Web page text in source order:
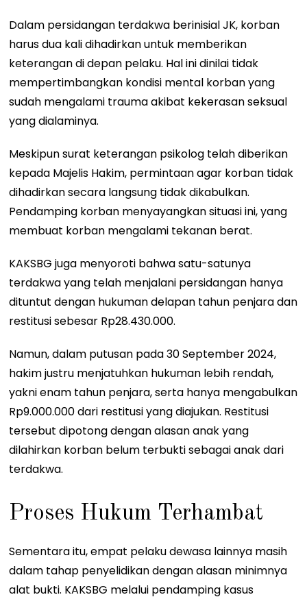
Dalam persidangan terdakwa berinisial JK, korban
harus dua kali dihadirkan untuk memberikan
keterangan di depan pelaku. Hal ini dinilai tidak
mempertimbangkan kondisi mental korban yang
sudah mengalami trauma akibat kekerasan seksual
yang dialaminya.
Meskipun surat keterangan psikolog telah diberikan
kepada Majelis Hakim, permintaan agar korban tidak
dihadirkan secara langsung tidak dikabulkan.
Pendamping korban menyayangkan situasi ini, yang
membuat korban mengalami tekanan berat.
KAKSBG juga menyoroti bahwa satu-satunya
terdakwa yang telah menjalani persidangan hanya
dituntut dengan hukuman delapan tahun penjara dan
restitusi sebesar Rp28.430.000.
Namun, dalam putusan pada 30 September 2024,
hakim justru menjatuhkan hukuman lebih rendah,
yakni enam tahun penjara, serta hanya mengabulkan
Rp9.000.000 dari restitusi yang diajukan. Restitusi
tersebut dipotong dengan alasan anak yang
dilahirkan korban belum terbukti sebagai anak dari
terdakwa.
Proses Hukum Terhambat
Sementara itu, empat pelaku dewasa lainnya masih
dalam tahap penyelidikan dengan alasan minimnya
alat bukti. KAKSBG melalui pendamping kasus